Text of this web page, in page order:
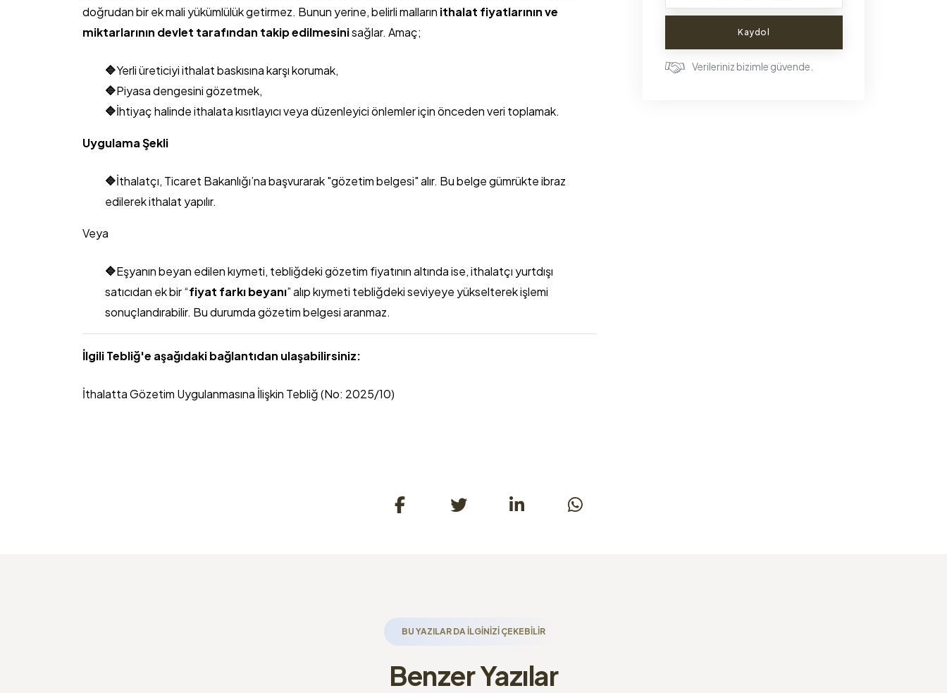
doğrudan bir ek mali yükümlülük getirmez. Bunun yerine, belirli malların ithalat fiyatlarının ve
miktarlarının devlet tarafından takip edilmesinisağlar. Amaç;
🔷Yerli üreticiyi ithalat baskısına karşı korumak,
🔷Piyasa dengesini gözetmek,
🔷İhtiyaç halinde ithalata kısıtlayıcı veya düzenleyici önlemler için önceden veri toplamak.
Uygulama Şekli
🔷İthalatçı, Ticaret Bakanlığı’na başvurarak "gözetim belgesi" alır. Bu belge gümrükte ibraz
edilerek ithalat yapılır.
Veya
🔷Eşyanın beyan edilen kıymeti, tebliğdeki gözetim fiyatının altında ise, ithalatçı yurtdışı
satıcıdan ek bir “fiyat farkı beyanı” alıp kıymeti tebliğdeki seviyeye yükselterek işlemi
sonuçlandırabilir. Bu durumda gözetim belgesi aranmaz.
İlgili Tebliğ'e aşağıdaki bağlantıdan ulaşabilirsiniz:
İthalatta Gözetim Uygulanmasına İlişkin Tebliğ (No: 2025/10)
Kaydol
Verileriniz bizimle güvende.
BU YAZILAR DA ILGINIZI ÇEKEBILIR
Benzer Yazılar